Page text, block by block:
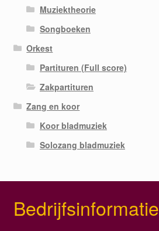
Muziektheorie
Songboeken
Orkest
Partituren (Full score)
Zakpartituren
Zang en koor
Koor bladmuziek
Solozang bladmuziek
Bedrijfsinformatie